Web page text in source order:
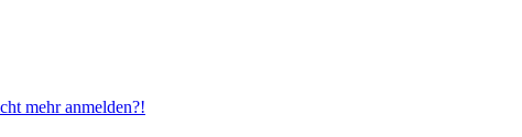
mehr anmelden?!